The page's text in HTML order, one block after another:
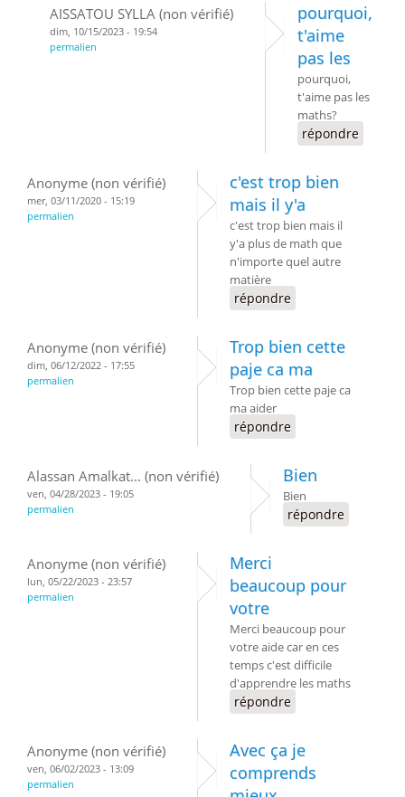
AISSATOU SYLLA (non vérifié)
dim, 10/15/2023 - 19:54
permalien
pourquoi,
t'aime
pas les
pourquoi,
t'aime pas les
maths?
répondre
Anonyme (non vérifié)
mer, 03/11/2020 - 15:19
permalien
c'est trop bien
mais il y'a
c'est trop bien mais il
y'a plus de math que
n'importe quel autre
matière
répondre
Anonyme (non vérifié)
dim, 06/12/2022 - 17:55
permalien
Trop bien cette
paje ca ma
Trop bien cette paje ca
ma aider
répondre
Alassan Amalkat... (non vérifié)
ven, 04/28/2023 - 19:05
permalien
Bien
Bien
répondre
Anonyme (non vérifié)
lun, 05/22/2023 - 23:57
permalien
Merci
beaucoup pour
votre
Merci beaucoup pour
votre aide car en ces
temps c'est difficile
d'apprendre les maths
répondre
Anonyme (non vérifié)
ven, 06/02/2023 - 13:09
permalien
Avec ça je
comprends